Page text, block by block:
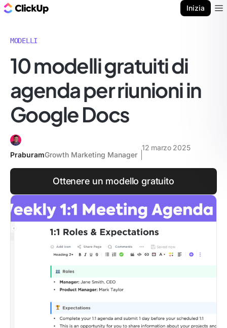
Inizia
MODELLI
10 modelli gratuiti di
agenda per riunioni in
Google Docs
PraburamGrowth Marketing Manager
12 marzo 2025
Ottenere un modello gratuito